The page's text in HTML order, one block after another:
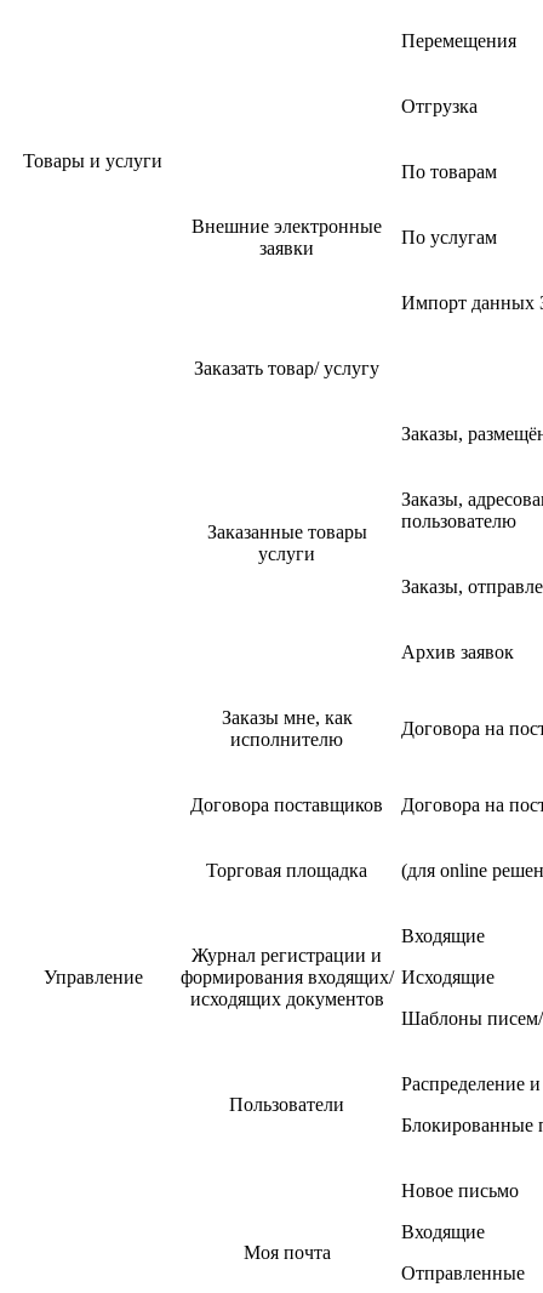
Товары и услуги
Перемещения
Отгрузка
Внешние электронные
заявки
По товарам
По услугам
Импорт данных
Заказать товар/ услугу
Заказанные товары
услуги
Заказы,
Заказы,
пользователю
Заказы,
Архив заявок
Заказы мне, как
исполнителю
Договора на
Договора поставщиков Договора на
Торговая площадка (для online
Управление
Журнал регистрации и
формирования входящих/
исходящих документов
Входящие
Исходящие
Шаблоны писем/
Пользователи
Распределение
Блокированные
Моя почта
Новое письмо
Входящие
Отправленные